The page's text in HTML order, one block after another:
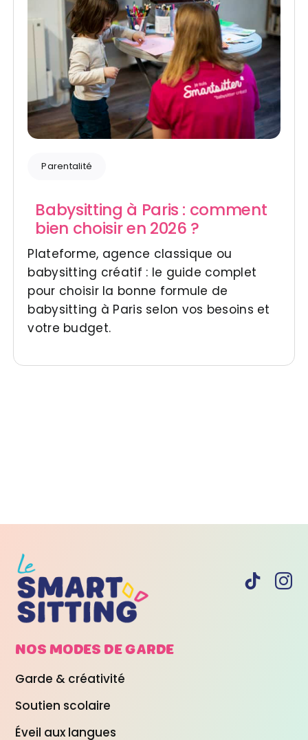
Parentalité
Babysitting à Paris : comment
bien choisir en 2026 ?
Plateforme, agence classique ou
babysitting créatif : le guide complet
pour choisir la bonne formule de
babysitting à Paris selon vos besoins et
votre budget.
NOS MODES DEGARDE
Garde & créativité
Soutien scolaire
Éveil aux langues